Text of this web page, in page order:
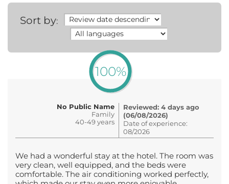
Sort by:
100%
No Public Name
Family
40-49 years
Reviewed: 4 days ago
(06/08/2026)
Date of experience:
08/2026
We had a wonderful stay at the hotel. The room was
very clean, well equipped, and the beds were
comfortable. The air conditioning worked perfectly,